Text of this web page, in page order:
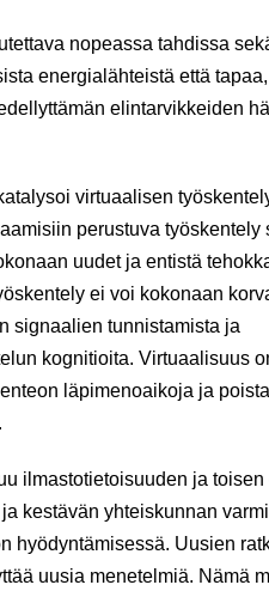
nopeassa tahdissa
energialähteistä että
elintarvikkeiden
virtuaalisen
perustuva
uudet ja entistä
ei voi kokonaan
signaalien tunnistamista ja
kognitioita. Virtuaalisuus
läpimenoaikoja ja
ilmastotietoisuuden ja
kestävän yhteiskunnan
hyödyntämisessä. Uusien
uusia menetelmiä. Nämä